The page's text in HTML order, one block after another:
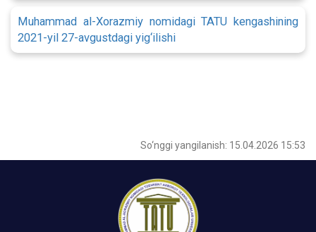
Muhammad al-Xorazmiy nomidagi TATU kengashining
2021-yil 27-avgustdagi yig‘ilishi
So‘nggi yangilanish: 15.04.2026 15:53